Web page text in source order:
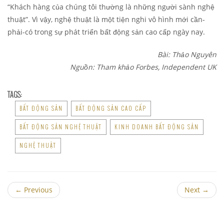
“Khách hàng của chúng tôi thường là những người sành nghệ
thuật”. Vì vậy, nghệ thuật là một tiện nghi vô hình mới cần-
phải-có trong sự phát triển bất động sản cao cấp ngày nay.
Bài: Thảo Nguyên
Nguồn: Tham khảo Forbes, Independent UK
TAGS:
BẤT ĐỘNG SẢN BẤT ĐỘNG SẢN CAO CẤP
BẤT ĐỘNG SẢN NGHỆ THUẬT KINH DOANH BẤT ĐỘNG SẢN
NGHỆ THUẬT
← Previous Next →